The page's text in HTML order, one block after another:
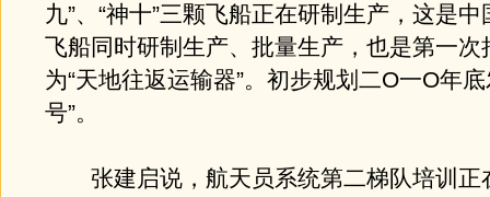
九”、“神十”三颗飞船正在研制生产，这是
飞船同时研制生产、批量生产，也是第一次
为“天地往返运输器”。初步规划二O一O年
号”。
张建启说，航天员系统第二梯队培训正